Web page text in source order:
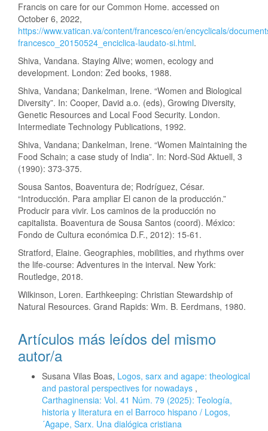
Francis on care for our Common Home. accessed on
October 6, 2022,
https://www.vatican.va/content/francesco/en/encyclicals/
francesco_20150524_enciclica-laudato-si.html.
Shiva, Vandana. Staying Alive; women, ecology and
development. London: Zed books, 1988.
Shiva, Vandana; Dankelman, Irene. “Women and Biological
Diversity”. In: Cooper, David a.o. (eds), Growing Diversity,
Genetic Resources and Local Food Security. London.
Intermediate Technology Publications, 1992.
Shiva, Vandana; Dankelman, Irene. “Women Maintaining the
Food Schain; a case study of India”. In: Nord-Süd Aktuell, 3
(1990): 373-375.
Sousa Santos, Boaventura de; Rodríguez, César.
“Introducción. Para ampliar El canon de la producción.”
Producir para vivir. Los caminos de la producción no
capitalista. Boaventura de Sousa Santos (coord). México:
Fondo de Cultura económica D.F., 2012): 15-61.
Stratford, Elaine. Geographies, mobilities, and rhythms over
the life-course: Adventures in the interval. New York:
Routledge, 2018.
Wilkinson, Loren. Earthkeeping: Christian Stewardship of
Natural Resources. Grand Rapids: Wm. B. Eerdmans, 1980.
Artículos más leídos del mismo
autor/a
Susana Vilas Boas, Logos, sarx and agape: theological
and pastoral perspectives for nowadays ,
Carthaginensia: Vol. 41 Núm. 79 (2025): Teología,
historia y literatura en el Barroco hispano / Logos,
´Agape, Sarx. Una dialógica cristiana